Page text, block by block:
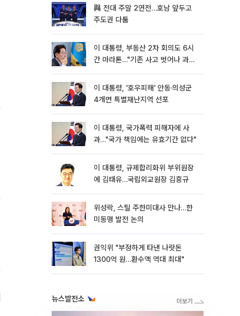
與 전대 주말 2연전…호남 앞두고
주도권 다툼
이 대통령, 부동산 2차 회의도 6시
간 마라톤…"기존 사고 벗어나 과감
이 대통령, '호우피해' 안동·의성군
4개면 특별재난지역 선포
이 대통령, 국가폭력 피해자에 사
과…"국가 책임에는 유효기간 없다"
이 대통령, 규제합리화위 부위원장
에 김태유…국립외교원장 김흥규
위성락, 스틸 주한미대사 만나…한
미동맹 발전 논의
권익위 "부정하게 타낸 나랏돈
1300억 원…환수액 역대 최대"
뉴스발전소